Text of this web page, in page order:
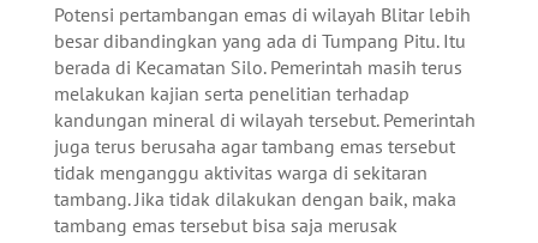
Potensi pertambangan emas di wilayah Blitar lebih
besar dibandingkan yang ada di Tumpang Pitu. Itu
berada di Kecamatan Silo. Pemerintah masih terus
melakukan kajian serta penelitian terhadap
kandungan mineral di wilayah tersebut. Pemerintah
juga terus berusaha agar tambang emas tersebut
tidak menganggu aktivitas warga di sekitaran
tambang. Jika tidak dilakukan dengan baik, maka
tambang emas tersebut bisa saja merusak